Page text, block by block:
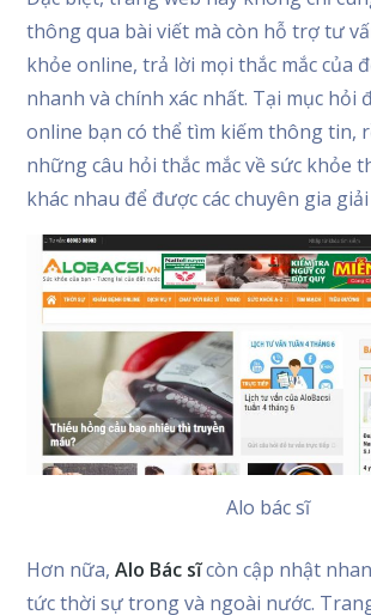
thông qua bài viết mà còn hỗ trợ tư
khỏe online, trả lời mọi thắc mắc của
nhanh và chính xác nhất. Tại mục hỏi
online bạn có thể tìm kiếm thông tin,
những câu hỏi thắc mắc về sức khỏe
khác nhau để được các chuyên gia
Alo bác sĩ
Hơn nữa, Alo Bác sĩcòn cập nhật
tức thời sự trong và ngoài nước.